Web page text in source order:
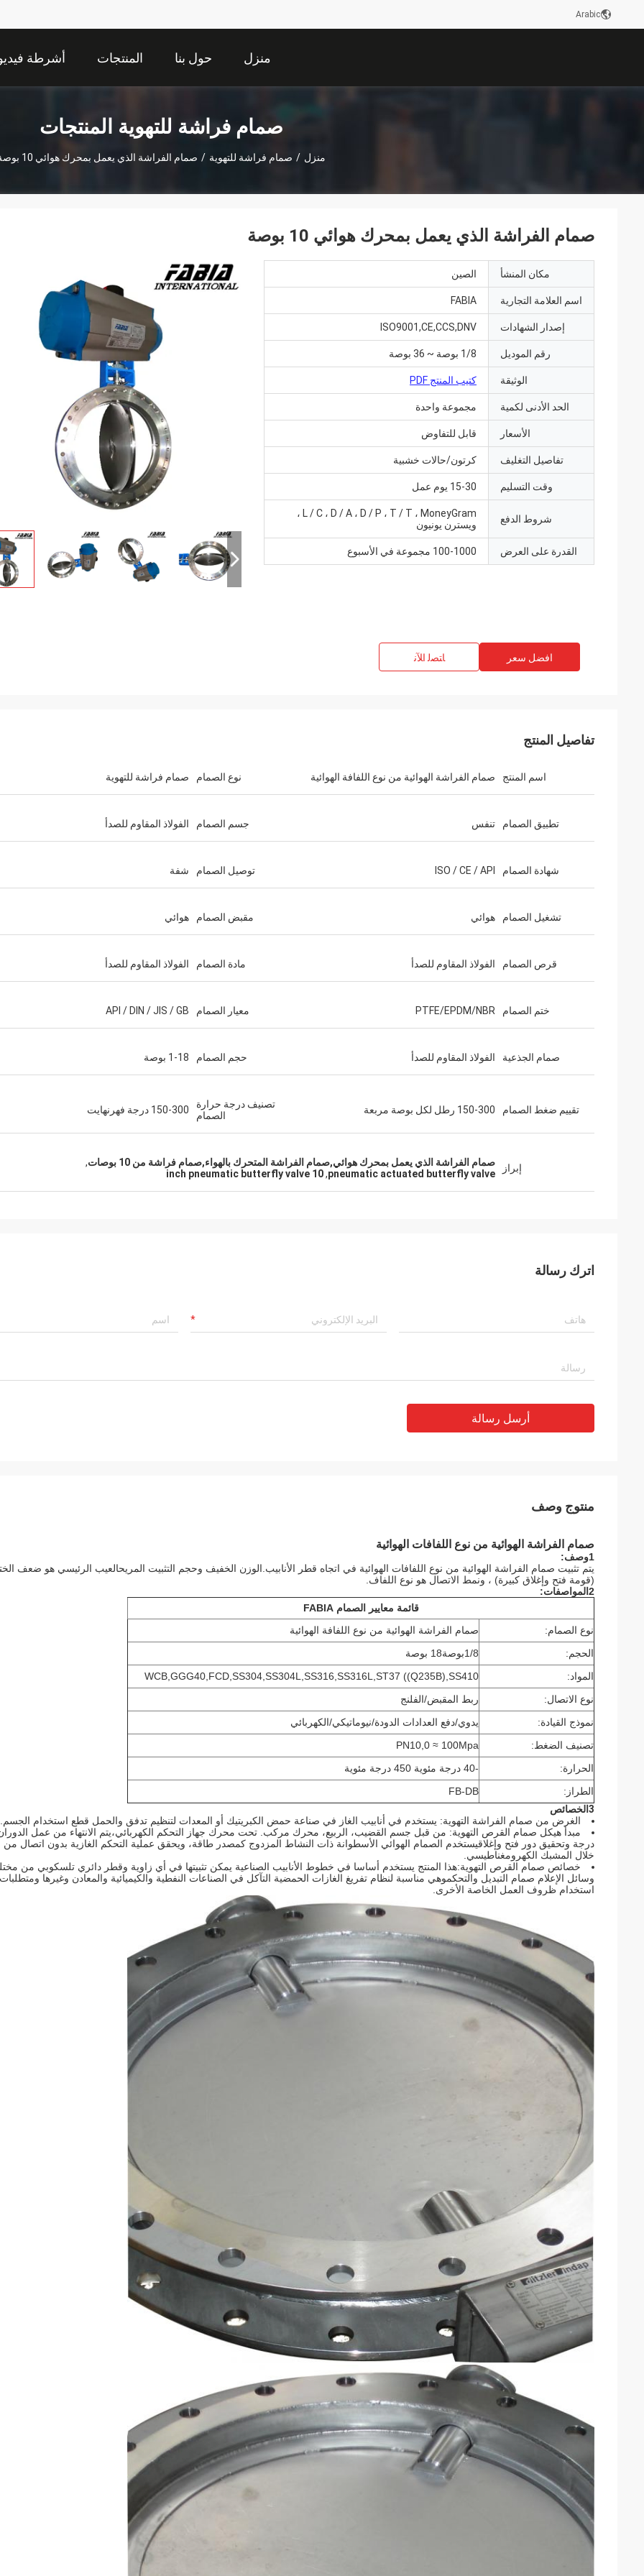
Arabic
منزل حول بنا المنتجات أشرطة
صمام فراشة للتهوية المنتجات
منزل / صمام فراشة للتهوية / صمام الفراشة الذي يعمل بمحرك هوائي 10 بوصة
صمام الفراشة الذي يعمل بمحرك هوائي 10 بوصة
مكان المنشأ الصين
اسم العلامة التجارية FABIA
إصدار الشهادات ISO9001,CE,CCS,DNV
رقم الموديل 1/8 بوصة ~ 36 بوصة
الوثيقة كتيب المنتج PDF
الحد الأدنى لكمية مجموعة واحدة
الأسعار قابل للتفاوض
تفاصيل التغليف كرتون/حالات خشبية
وقت التسليم 15-30 يوم عمل
شروط الدفع
L / C ، D / A ، D / P ، T / T ، MoneyGram ،
ويسترن يونيون
القدرة على العرض 100-1000 مجموعة في الأسبوع
افضل سعر ﺎﺘﺼﻟ ﺍﻶﻧ
تفاصيل المنتج
اسم المنتج صمام الفراشة الهوائية من نوع اللفافة الهوائية نوع الصمام صمام فراشة للتهوية
تطبيق الصمام تنفس جسم الصمام الفولاذ المقاوم للصدأ
شهادة الصمام ISO / CE / API توصيل الصمام شفة
تشغيل الصمام هوائي مقبض الصمام هوائي
قرص الصمام الفولاذ المقاوم للصدأ مادة الصمام الفولاذ المقاوم للصدأ
ختم الصمام PTFE/EPDM/NBR معيار الصمام API / DIN / JIS / GB
صمام الجذعية الفولاذ المقاوم للصدأ حجم الصمام 1-18 بوصة
تقييم ضغط الصمام 150-300 رطل لكل بوصة مربعة
تصنيف درجة حرارة
الصمام
150-300 درجة فهرنهايت
إبراز صمام الفراشة الذي يعمل بمحرك هوائي,صمام الفراشة المتحرك بالهواء,صمام فراشة من 10 بوصات
,
pneumatic actuated butterfly valve
,
10 inch pneumatic butterfly valve
اترك رسالة
أرسل رسالة
منتوج وصف
صمام الفراشة الهوائية من نوع اللفافات الهوائية
1وصف:
يتم تثبيت صمام الفراشة الهوائية من نوع اللفافات الهوائية في اتجاه قطر الأنابيب.الوزن الخفيف وحجم التثبيت المريحالعيب الرئيسي هو ضعف
(قومة فتح وإغلاق كبيرة) ، ونمط الاتصال هو نوع اللفاف.
2المواصفات:
قائمة معايير الصمام FABIA
نوع الصمام:
صمام الفراشة الهوائية من نوع اللفافة الهوائية
الحجم:
1/8بوصة18 بوصة
المواد:
WCB,GGG40,FCD,SS304,SS304L,SS316,SS316L,ST37 ((Q235B),SS410
نوع الاتصال:
ربط المقبض/الفلنج
نموذج القيادة:
يدوي/دفع العدادات الدودة/نيوماتيكي/الكهربائي
تصنيف الضغط:
PN10,0 ≈ 100Mpa
الحرارة:
-40 درجة مئوية 450 درجة مئوية
الطراز:
FB-DB
3الخصائص
الغرض من صمام الفراشة التهوية: يستخدم في أنابيب الغاز في صناعة حمض الكبريتيك أو المعدات لتنظيم تدفق والحمل قطع استخدام الجسم.
درجة وتحقيق دور فتح وإغلاقيستخدم الصمام الهوائي الأسطوانة ذات النشاط المزدوج كمصدر طاقة، ويحقق عملية التحكم الغازية بدون اتصال من
خلال المشبك الكهرومغناطيسي.
خصائص صمام القرص التهوية:هذا المنتج يستخدم أساسا في خطوط الأنابيب الصناعية يمكن تثبيتها في أي زاوية وقطر دائري تلسكوبي من
وسائل الإعلام صمام التبديل والتحكموهي مناسبة لنظام تفريغ الغازات الحمضية التآكل في الصناعات النفطية والكيميائية والمعادن وغيرها ومتطلبات
استخدام ظروف العمل الخاصة الأخرى.